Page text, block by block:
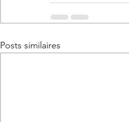
Posts similaires